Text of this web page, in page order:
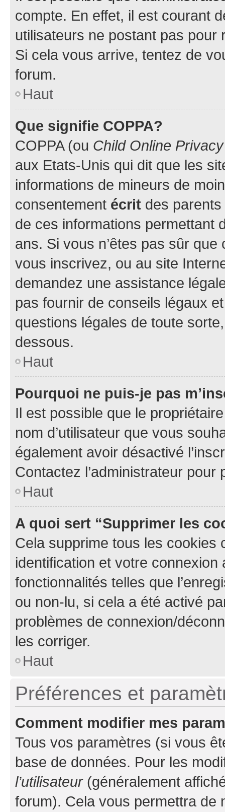
compte. En effet, il est courant
utilisateurs ne postant pas pour
Si cela vous arrive, tentez de
forum.
Haut
Que signifie COPPA?
COPPA (ou Child Online
aux Etats-Unis qui dit que les
informations de mineurs de
consentement écrit des parents
de ces informations permettant
ans. Si vous n’êtes pas sûr
vous inscrivez, ou au site
demandez une assistance
pas fournir de conseils légaux
questions légales de toute
dessous.
Haut
Pourquoi ne puis-je pas
Il est possible que le
nom d’utilisateur que vous
également avoir désactivé
Contactez l’administrateur
Haut
A quoi sert “Supprimer les
Cela supprime tous les cookies
identification et votre
fonctionnalités telles que
ou non-lu, si cela a été activé
problèmes de connexion/
les corriger.
Haut
Préférences et
Comment modifier mes
Tous vos paramètres (si vous
base de données. Pour les
l’utilisateur(généralement
forum). Cela vous permettra de